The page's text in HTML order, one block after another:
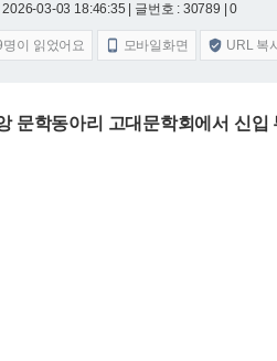
2026-03-03 18:46:35 | 글번호 : 30789 | 0
명이 읽었어요  모바일화면  URL 복
문학동아리 고대문학회에서 신입